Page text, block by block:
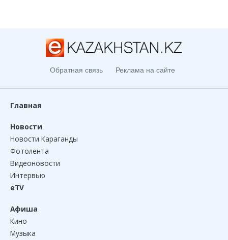
Обратная связь Реклама на сайте
Главная
Новости
Новости Караганды
Фотолента
Видеоновости
Интервью
eTV
Афиша
Кино
Музыка